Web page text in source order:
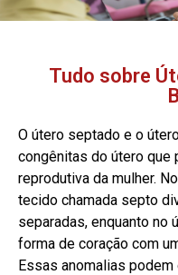
Tudo sobre
O útero septado e o
congênitas do útero que
reprodutiva da mulher.
tecido chamada septo
separadas, enquanto no
forma de coração com
Essas anomalias podem